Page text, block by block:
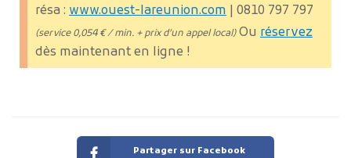
résa : www.ouest-lareunion.com | 0810 797 797
(service 0,054 € / min. + prix d’un appel local) Ou réservez
dès maintenant en ligne !
Partager sur Facebook